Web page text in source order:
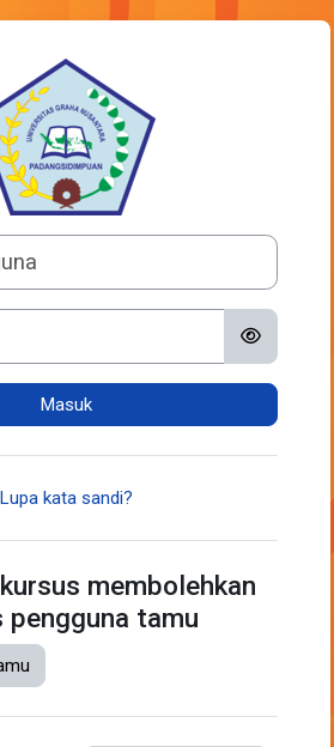
Masuk ke
Masuk
Lupa kata sandi?
membolehkan
pengguna tamu